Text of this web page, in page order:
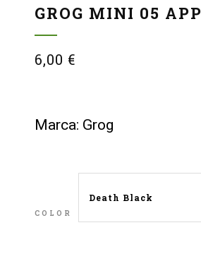
GROG MINI 05 APP
6,00 €
Marca: Grog
COLOR